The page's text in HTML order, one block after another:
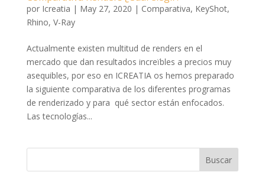
por Icreatia | May 27, 2020 | Comparativa, KeyShot,
Rhino, V-Ray
Actualmente existen multitud de renders en el
mercado que dan resultados increïbles a precios muy
asequibles, por eso en ICREATIA os hemos preparado
la siguiente comparativa de los diferentes programas
de renderizado y para qué sector están enfocados.
Las tecnologías...
Buscar